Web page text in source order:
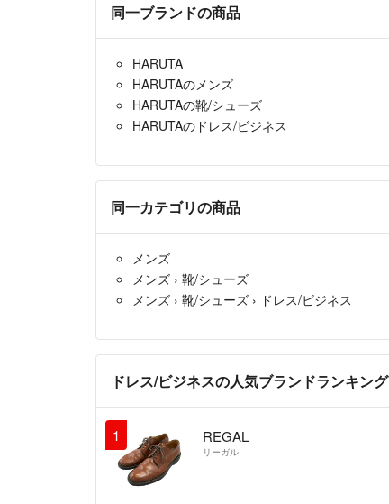
同一ブランドの商品
HARUTA
HARUTAのメンズ
HARUTAの靴/シューズ
HARUTAのドレス/ビジネス
同一カテゴリの商品
メンズ
メンズ › 靴/シューズ
メンズ › 靴/シューズ › ドレス/ビジネス
ドレス/ビジネスの人気ブランドランキング
1 REGAL
リーガル